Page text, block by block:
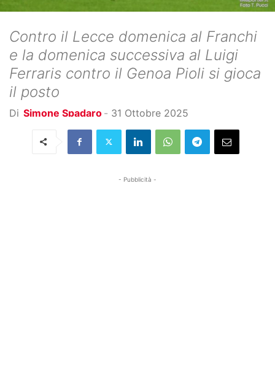
Contro il Lecce domenica al Franchi
e la domenica successiva al Luigi
Ferraris contro il Genoa Pioli si gioca
il posto
Di Simone Spadaro - 31 Ottobre 2025
- Pubblicità -